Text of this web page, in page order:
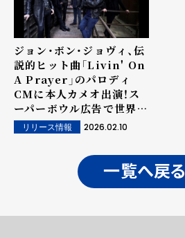
ジョン・ボン・ジョヴィ、伝
説的ヒット曲「Livin' On
A Prayer」のパロディ
CMに本人カメオ出演！ス
ーパーボウル広告で世界中
の話題に
リリース情報 2026.02.10
一覧へ戻る